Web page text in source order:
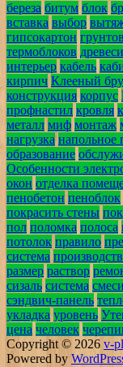
береза битум блок
вставка выбор
гипсокартон
термоблоков
интерьер кабель
кирпич Клееный
конструкция корпус
профнастил кровля
металл миф монтаж
нагрузка напольное
образование
Особенности
окон отделка
пенобетон пеноблок
покрасить стены
пол поломка полоса
потолок правило
система
размер раствор
сизаль система смеси
сэндвич-панель
укладка уровень
цена человек
Copyright © 2026 v-
Powered by